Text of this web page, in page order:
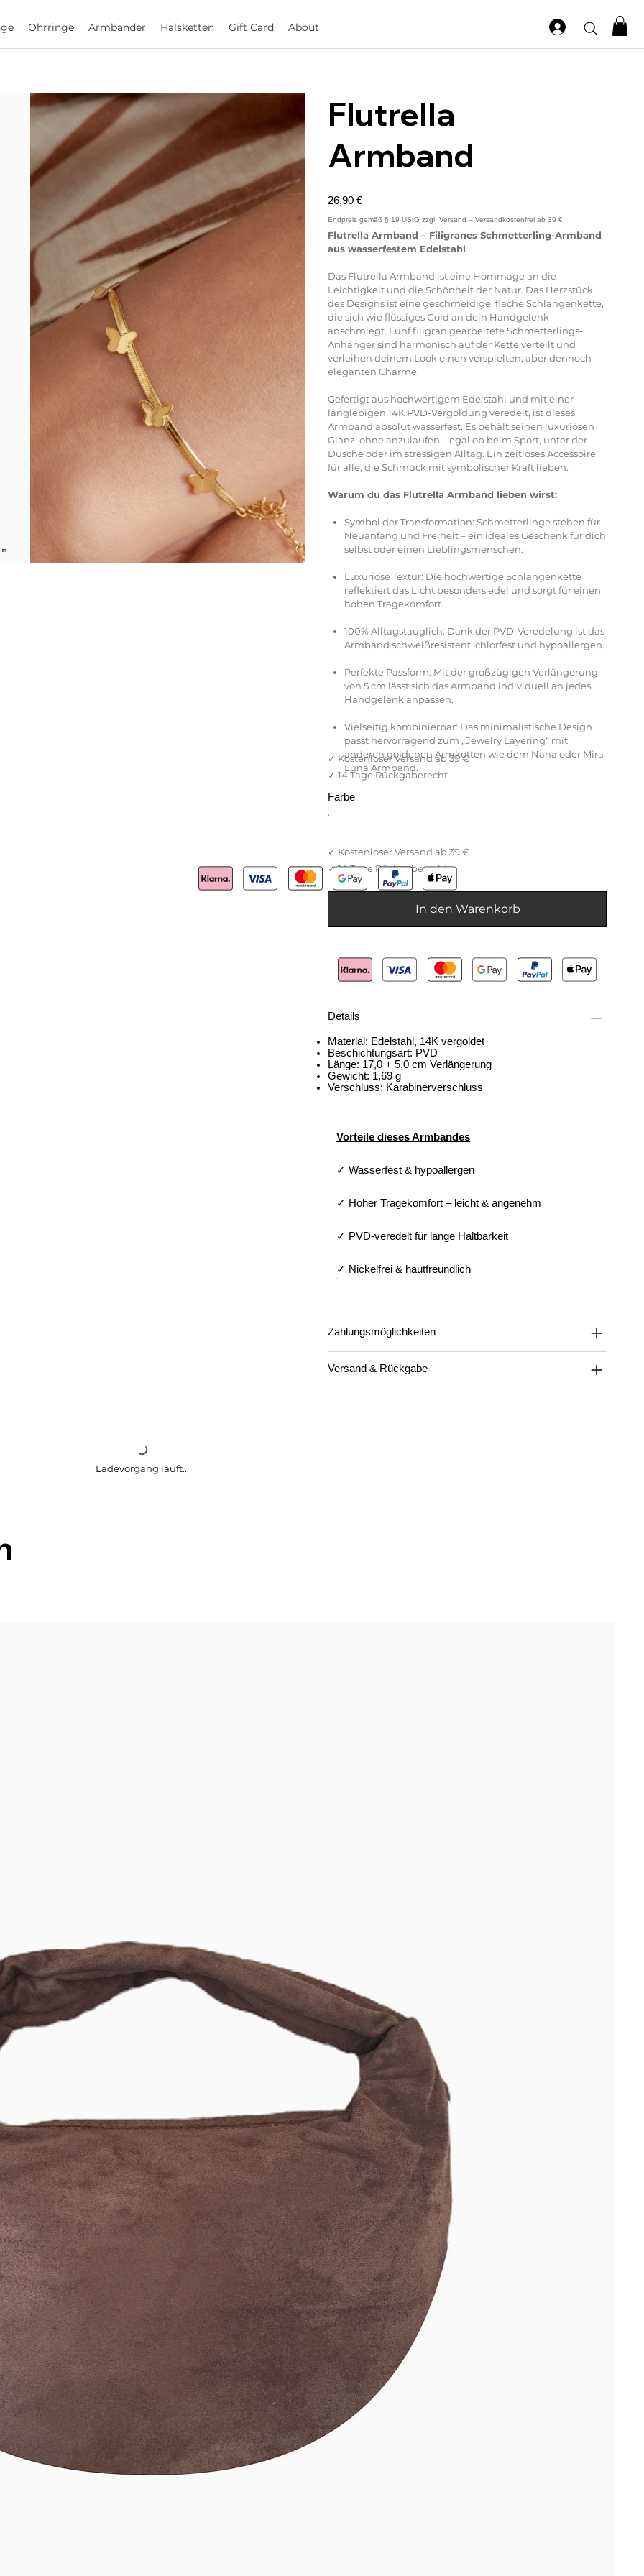
Ohrringe Armbänder Halsketten Gift Card About
Flutrella
Armband
Preis
26,90 €
Flutrella Armband – Filigranes Schmetterling-Armband
aus wasserfestem Edelstahl
Das Flutrella Armband ist eine Hommage an die
Leichtigkeit und die Schönheit der Natur. Das Herzstück
des Designs ist eine geschmeidige, flache Schlangenkette,
die sich wie flüssiges Gold an dein Handgelenk
anschmiegt. Fünf filigran gearbeitete Schmetterlings-
Anhänger sind harmonisch auf der Kette verteilt und
verleihen deinem Look einen verspielten, aber dennoch
eleganten Charme.
Gefertigt aus hochwertigem Edelstahl und mit einer
langlebigen 14K PVD-Vergoldung veredelt, ist dieses
Armband absolut wasserfest. Es behält seinen luxuriösen
Glanz, ohne anzulaufen – egal ob beim Sport, unter der
Dusche oder im stressigen Alltag. Ein zeitloses Accessoire
für alle, die Schmuck mit symbolischer Kraft lieben.
Warum du das Flutrella Armband lieben wirst:
Symbol der Transformation: Schmetterlinge stehen für
Neuanfang und Freiheit – ein ideales Geschenk für dich
selbst oder einen Lieblingsmenschen.
Luxuriöse Textur: Die hochwertige Schlangenkette
reflektiert das Licht besonders edel und sorgt für einen
hohen Tragekomfort.
100% Alltagstauglich: Dank der PVD-Veredelung ist das
Armband schweißresistent, chlorfest und hypoallergen.
Perfekte Passform: Mit der großzügigen Verlängerung
von 5 cm lässt sich das Armband individuell an jedes
Handgelenk anpassen.
Vielseitig kombinierbar: Das minimalistische Design
passt hervorragend zum „Jewelry Layering“ mit
anderen goldenen Armketten wie dem Nana oder Mira
Luna Armband.
Farbe
In den Warenkorb
Details
Material: Edelstahl, 14K vergoldet
Beschichtungsart: PVD
Länge: 17,0 + 5,0 cm Verlängerung
Gewicht: 1,69 g
Verschluss: Karabinerverschluss
Vorteile dieses Armbandes
✓ Wasserfest & hypoallergen
✓ Hoher Tragekomfort – leicht & angenehm
✓ PVD-veredelt für lange Haltbarkeit
✓ Nickelfrei & hautfreundlich
Zahlungsmöglichkeiten
Versand & Rückgabe
Ladevorgang läuft...